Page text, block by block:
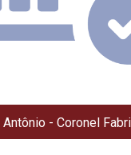
- Coronel